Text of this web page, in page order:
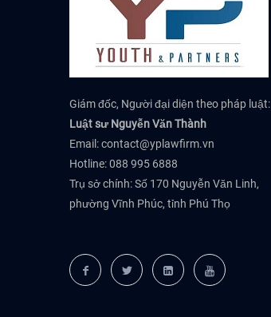
Giám đốc, Người đại diện theo pháp luật:
Luật sư Nguyễn Văn Thành
Email:contact@yplawfirm.vn
Hotline: 088 995 6888
Trụ sở chính: Số 170 Nguyễn Văn Linh,
phường Vĩnh Phúc, tỉnh Phú Thọ